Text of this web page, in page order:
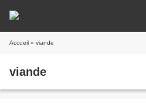
Accueil » viande
viande